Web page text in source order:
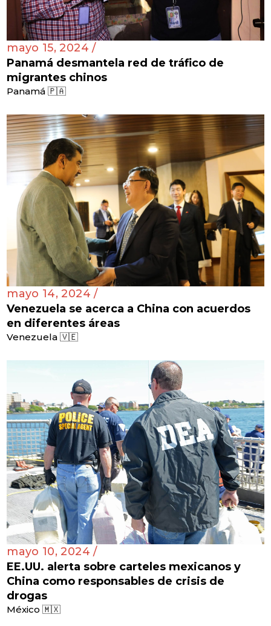
mayo 15, 2024 /
Panamá desmantela red de tráfico de
migrantes chinos
Panamá 🇵🇦
mayo 14, 2024 /
Venezuela se acerca a China con acuerdos
en diferentes áreas
Venezuela 🇻🇪
mayo 10, 2024 /
EE.UU. alerta sobre carteles mexicanos y
China como responsables de crisis de
drogas
México 🇲🇽